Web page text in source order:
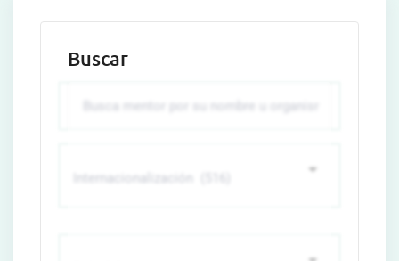
Buscar